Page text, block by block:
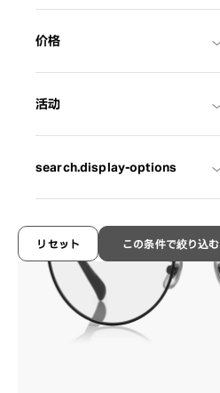
价格
活动
search.display-options
この条件で絞り込む
リセット
SUN2127M-6S
¥8,800